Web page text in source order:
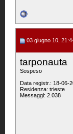
03 giugno 10,
tarponauta
Sospeso
Data registr.: 18-06-
Residenza: trieste
Messaggi: 2.038